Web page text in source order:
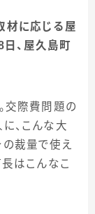
材に応じる屋
、屋久島町
交際費問題の
、こんな大
裁量で使え
はこんなこ